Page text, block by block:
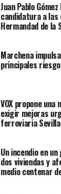
Juan Pablo
candidatura a las
Hermandad de la
Marchena
principales
VOX propone
exigir mejoras
ferroviaria
Un incendio en
dos viviendas y
medio centenar